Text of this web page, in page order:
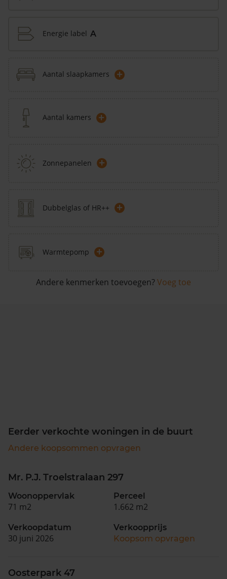
Energie label A
Aantal slaapkamers +
Aantal kamers +
Zonnepanelen +
Dubbelglas of HR++ +
Warmtepomp +
Andere kenmerken toevoegen? Voeg toe
Eerder verkochte woningen in de buurt
Andere koopsommen opvragen
Mr. P.J. Troelstralaan 297
Woonoppervlak
71 m2
Perceel
1.662 m2
Verkoopdatum
30 juni 2026
Verkoopprijs
Koopsom opvragen
Oosterpark 47